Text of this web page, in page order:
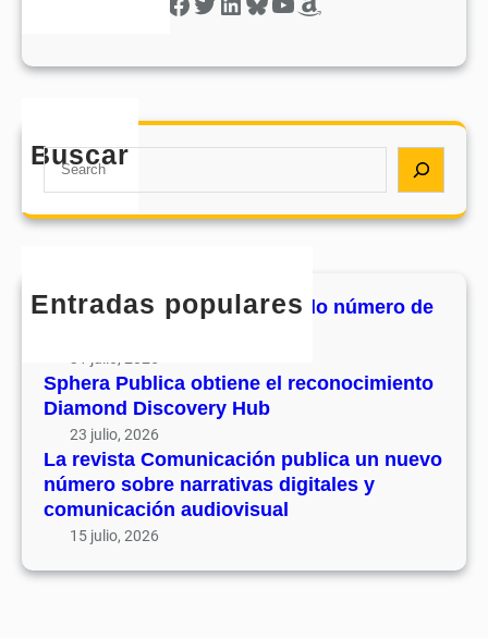
Buscar
S
a
h
Entradas populares
MHJournal publica el segundo número de
Sphera Publica obtiene el reconocimiento
Diamond Discovery Hub
23 julio, 2026
La revista Comunicación publica un nuevo
número sobre narrativas digitales y
comunicación audiovisual
15 julio, 2026